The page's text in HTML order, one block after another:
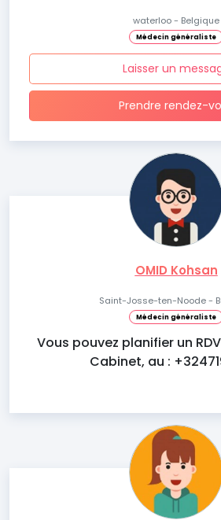
waterloo - Belgique
Médecin généraliste
Laisser un
Prendre rendez-
OMID Kohsan
Saint-Josse-ten-Noode -
Médecin généraliste
Vous pouvez planifier un
Cabinet, au :